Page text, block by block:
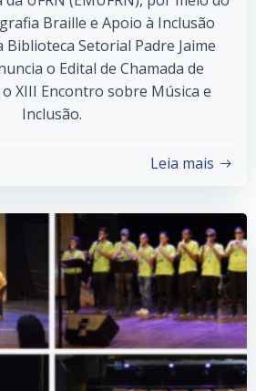
Braille e Apoio à Inclusão
Biblioteca Setorial Padre Jaime
o Edital de Chamada de
XIII Encontro sobre Música e
Inclusão.
Leia mais